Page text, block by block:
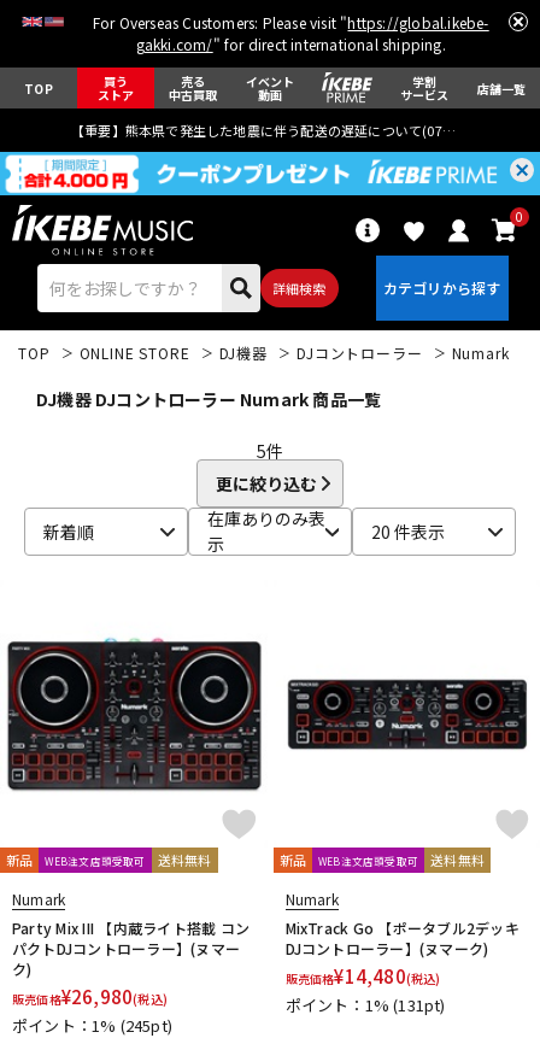
For Overseas Customers: Please visit "https://global.ikebe-
gakki.com/" for direct international shipping.
TOP 買う
ストア
売る
中古買取
イベント
動画
学割
サービス 店舗一覧
【重要】熊本県で発生した地震に伴う配送の遅延について(07月29日
詳細検索
0
ドラム
キーボード 電子ピアノ
アンプ エフェクター
DJ機器 DTM
TOP ONLINE STORE DJ機器 DJコントローラー Numark
DJ機器 DJコントローラー Numark 商品一覧
5件
更に絞り込む
新着順
在庫ありのみ表
示
20 件表示
新品 WEB注文店頭受取可 送料無料
Numark
Party Mix III 【内蔵ライト搭載 コン
パクトDJコントローラー】(ヌマー
ク)
販売価格¥26,980(税込)
ポイント：1% (245pt)
新品 WEB注文店頭受取可 送料無料
Numark
MixTrack Go 【ポータブル2デッキ
DJコントローラー】(ヌマーク)
販売価格¥14,480(税込)
ポイント：1%(131pt)